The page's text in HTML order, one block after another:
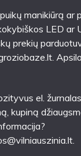
manikiūrą ar
LED ar
prekių
.
el.
kupiną
.